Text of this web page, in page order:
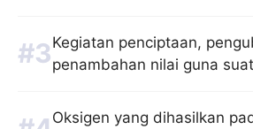
Kegiatan penciptaan,
penambahan nilai guna
Oksigen yang dihasilkan